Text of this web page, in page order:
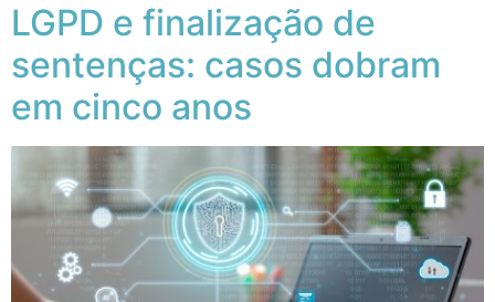
LGPD e finalização de
sentenças: casos dobram
em cinco anos